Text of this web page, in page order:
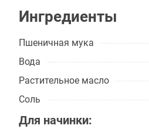
Ингредиенты
Пшеничная мука
Вода
Растительное масло
Соль
Для начинки: